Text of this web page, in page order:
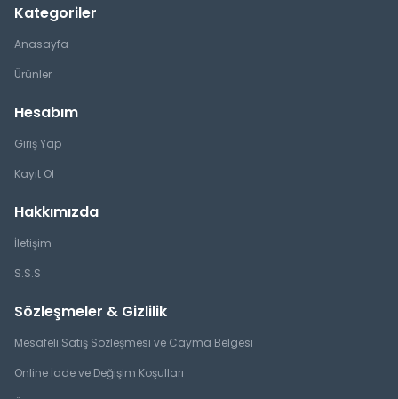
Kategoriler
Anasayfa
Ürünler
Hesabım
Giriş Yap
Kayıt Ol
Hakkımızda
İletişim
S.S.S
Sözleşmeler & Gizlilik
Mesafeli Satış Sözleşmesi ve Cayma Belgesi
Online İade ve Değişim Koşulları